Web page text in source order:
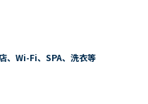
、Wi-Fi、SPA、洗衣等